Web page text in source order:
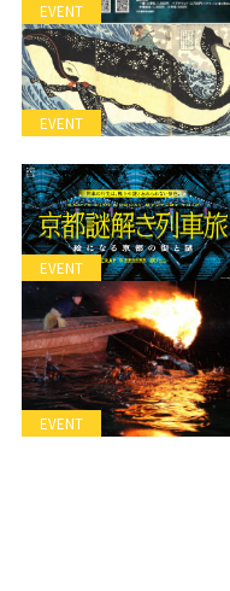
EVENT
EVENT
EVENT
EVENT